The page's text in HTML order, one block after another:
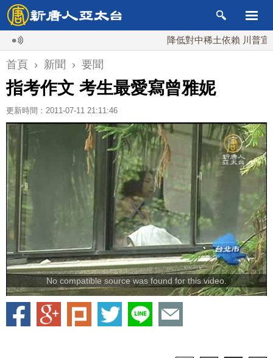
降低對中稀土依賴 川普宣布礦
首頁 › 新聞 › 要聞
指考作文 考生最愛寫曾雅妮
更新時間：2011-07-11 21:11:46
No compatible source was found for this video.